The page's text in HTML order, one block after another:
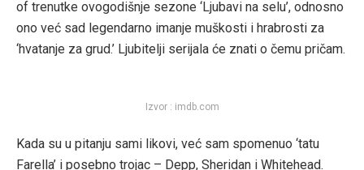
of trenutke ovogodišnje sezone ‘Ljubavi na selu’, odnosno
ono već sad legendarno imanje muškosti i hrabrosti za
‘hvatanje za grud.’ Ljubitelji serijala će znati o čemu pričam.
Izvor : imdb.com
Kada su u pitanju sami likovi, već sam spomenuo ‘tatu
Farella’ i posebno trojac – Depp, Sheridan i Whitehead.